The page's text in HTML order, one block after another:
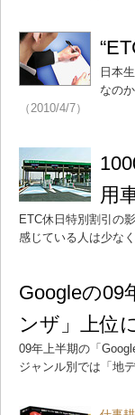
日本
なの
（2010/4/7）
用
ETC休日特別割引の
感じている人は少な
Googleの09
ンザ」上位
09年上半期の「
ジャンル別では「地